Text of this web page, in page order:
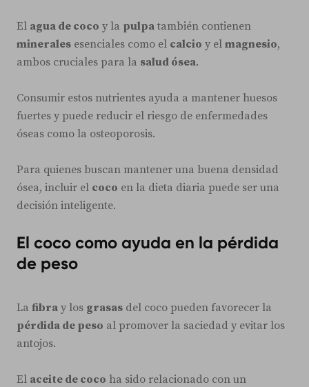
El agua de coco y la pulpa también contienen
minerales esenciales como el calcio y el magnesio,
ambos cruciales para la salud ósea.
Consumir estos nutrientes ayuda a mantener huesos
fuertes y puede reducir el riesgo de enfermedades
óseas como la osteoporosis.
Para quienes buscan mantener una buena densidad
ósea, incluir el coco en la dieta diaria puede ser una
decisión inteligente.
El coco como ayuda en la pérdida
de peso
La fibra y los grasas del coco pueden favorecer la
pérdida de peso al promover la saciedad y evitar los
antojos.
El aceite de coco ha sido relacionado con un